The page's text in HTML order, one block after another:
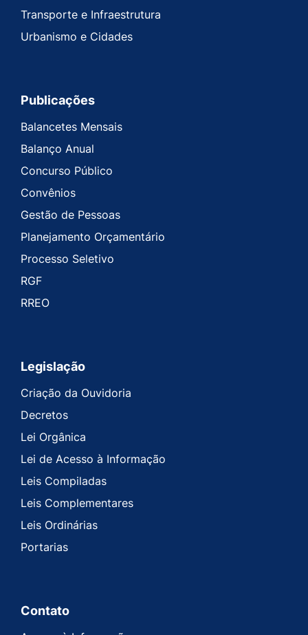
Transporte e Infraestrutura
Urbanismo e Cidades
Publicações
Balancetes Mensais
Balanço Anual
Concurso Público
Convênios
Gestão de Pessoas
Planejamento Orçamentário
Processo Seletivo
RGF
RREO
Legislação
Criação da Ouvidoria
Decretos
Lei Orgânica
Lei de Acesso à Informação
Leis Compiladas
Leis Complementares
Leis Ordinárias
Portarias
Contato